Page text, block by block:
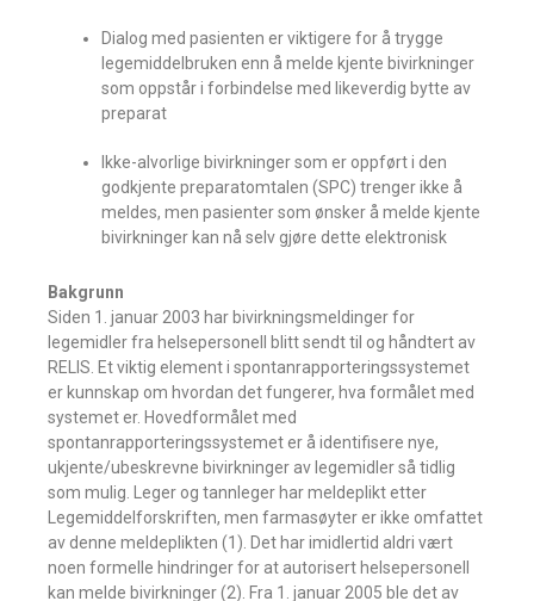
Dialog med pasienten er viktigere for å trygge
legemiddelbruken enn å melde kjente bivirkninger
som oppstår i forbindelse med likeverdig bytte av
preparat
Ikke-alvorlige bivirkninger som er oppført i den
godkjente preparatomtalen (SPC) trenger ikke å
meldes, men pasienter som ønsker å melde kjente
bivirkninger kan nå selv gjøre dette elektronisk
Bakgrunn
Siden 1. januar 2003 har bivirkningsmeldinger for
legemidler fra helsepersonell blitt sendt til og håndtert av
RELIS. Et viktig element i spontanrapporteringssystemet
er kunnskap om hvordan det fungerer, hva formålet med
systemet er. Hovedformålet med
spontanrapporteringssystemet er å identifisere nye,
ukjente/ubeskrevne bivirkninger av legemidler så tidlig
som mulig. Leger og tannleger har meldeplikt etter
Legemiddelforskriften, men farmasøyter er ikke omfattet
av denne meldeplikten (1). Det har imidlertid aldri vært
noen formelle hindringer for at autorisert helsepersonell
kan melde bivirkninger (2). Fra 1. januar 2005 ble det av